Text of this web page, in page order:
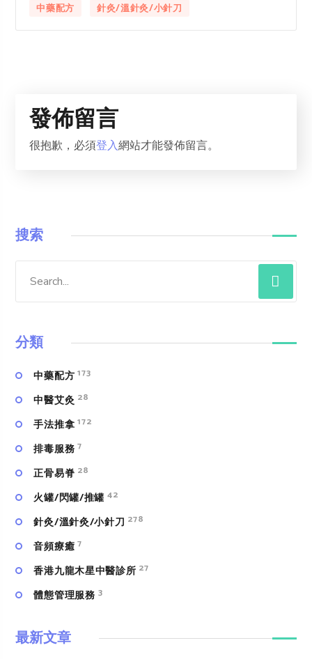
中藥配方 針灸/溫針灸/小針刀
發佈留言
很抱歉，必須登入網站才能發佈留言。
搜索
分類
中藥配方 173
中醫艾灸 28
手法推拿 172
排毒服務 7
正骨易脊 28
火罐/閃罐/推罐 42
針灸/溫針灸/小針刀 278
⾳頻療癒 7
香港九龍木星中醫診所 27
體態管理服務 3
最新文章